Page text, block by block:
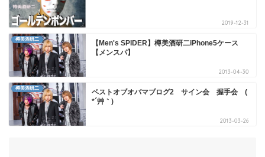
2019-12-31
樽美酒研二
【Men's SPIDER】樽美酒研二iPhone5ケース
【メンスパ】
2013-04-30
樽美酒研二
ベストオブオバマブログ2 サイン会 握手会 (
*´艸｀)
2013-03-26